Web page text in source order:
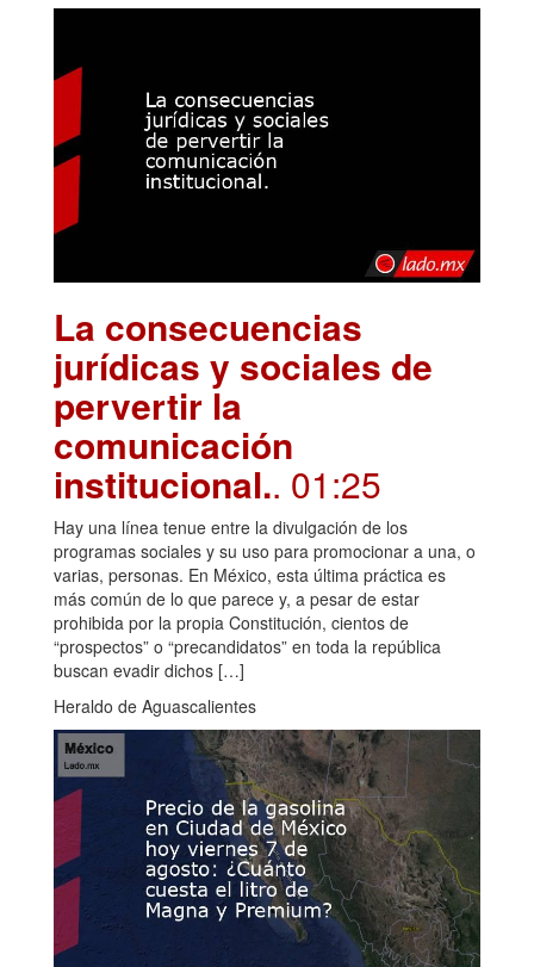
La consecuencias
jurídicas y sociales de
pervertir la
comunicación
institucional.. 01:25
Hay una línea tenue entre la divulgación de los
programas sociales y su uso para promocionar a una, o
varias, personas. En México, esta última práctica es
más común de lo que parece y, a pesar de estar
prohibida por la propia Constitución, cientos de
“prospectos” o “precandidatos” en toda la república
buscan evadir dichos […]
Heraldo de Aguascalientes